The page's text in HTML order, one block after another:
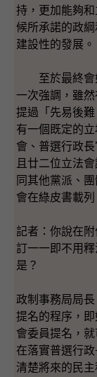
持，更加能夠
候所承諾的政
建設性的發展。
至於最終會
一次強調，雖
提過「先易後
有一個既定的
會、普選行政
且廿二位立法
同其他黨派、
會在綠皮書載
記者：你說在
訂一一即不用
是？
政制事務局局
提名的程序，
會委員提名，
在落實普選行
清楚將來的民